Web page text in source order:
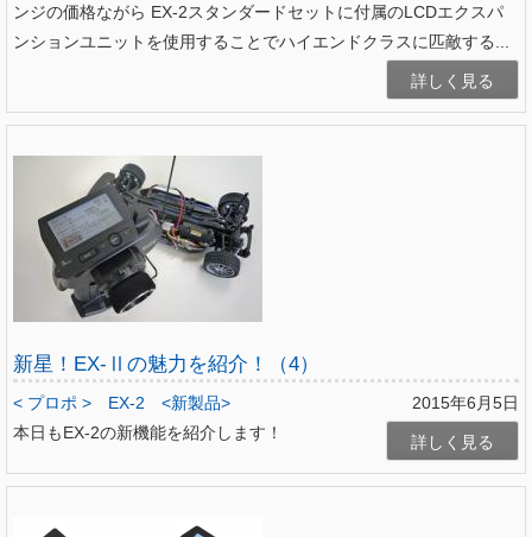
ンジの価格ながら EX-2スタンダードセットに付属のLCDエクスパ
ンションユニットを使用することでハイエンドクラスに匹敵する...
詳しく見る
新星！EX-Ⅱの魅力を紹介！（4）
2015年6月5日
< プロポ > EX-2
<新製品>
本日もEX-2の新機能を紹介します！
詳しく見る